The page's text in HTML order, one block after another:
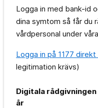
Logga in med bank-id
dina symtom så får du
vårdpersonal under
Logga in på 1177
legitimation krävs)
Digitala
år